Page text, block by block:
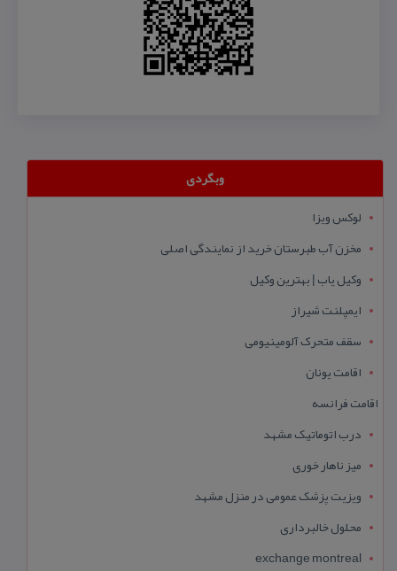
وبگردی
لوکس ویزا
مخزن آب طبرستان خرید از نمایندگی اصلی
وکیل یاب | بهترین وکیل
ایمپلنت شیراز
سقف متحرک آلومینیومی
اقامت یونان
اقامت فرانسه
درب اتوماتیک مشهد
میز ناهار خوری
ویزیت پزشک عمومی در منزل مشهد
محلول خالبرداری
exchange montreal